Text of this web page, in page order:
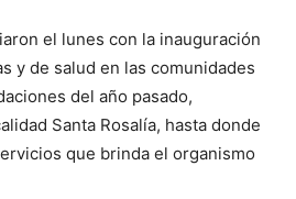
el lunes con la inauguración
y de salud en las comunidades
del año pasado,
Santa Rosalía, hasta donde
que brinda el organismo